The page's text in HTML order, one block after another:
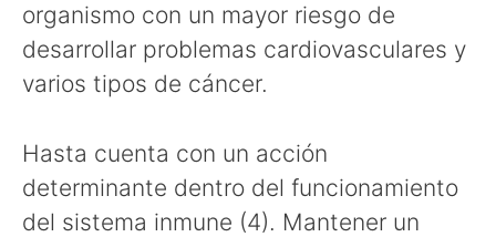
organismo con un mayor riesgo de
desarrollar problemas cardiovasculares y
varios tipos de cáncer.
Hasta cuenta con un acción
determinante dentro del funcionamiento
del sistema inmune (4). Mantener un